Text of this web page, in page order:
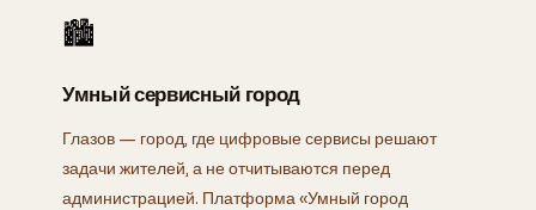
🏙
Умный сервисный город
Глазов — город, где цифровые сервисы решают
задачи жителей, а не отчитываются перед
администрацией. Платформа «Умный город